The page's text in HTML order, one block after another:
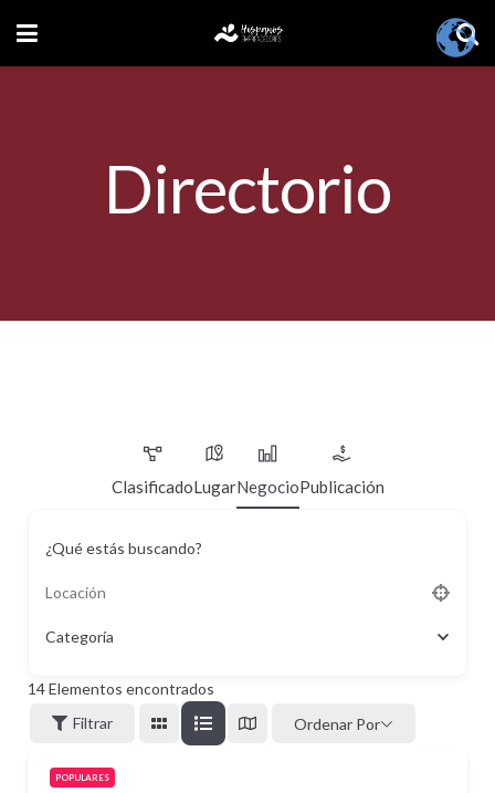
Directorio
ClasificadoLugarNegocioPublicación
¿Qué estás buscando?
Categoría
14Elementos encontrados
Filtrar
Ordenar Por
POPULARES